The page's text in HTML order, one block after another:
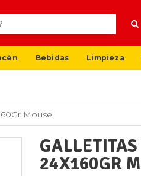
Bebidas Limpieza
Mouse
24X160GR